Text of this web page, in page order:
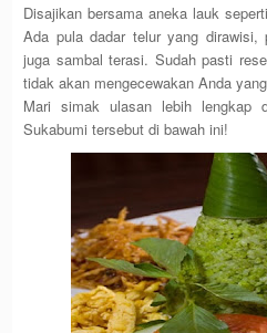
Disajikan bersama aneka lauk
Ada pula dadar telur yang dirawisi,
juga sambal terasi. Sudah pasti
tidak akan mengecewakan Anda
Mari simak ulasan lebih
Sukabumi tersebut di bawah ini!